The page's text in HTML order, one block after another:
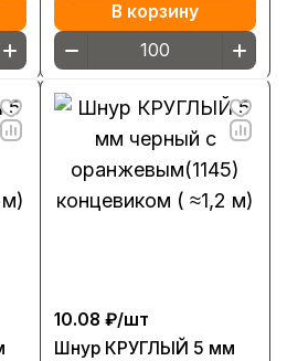
В корзину
10.08 ₽/шт
Шнур КРУГЛЫЙ 5 мм